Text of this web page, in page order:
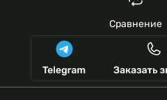
Сравнение